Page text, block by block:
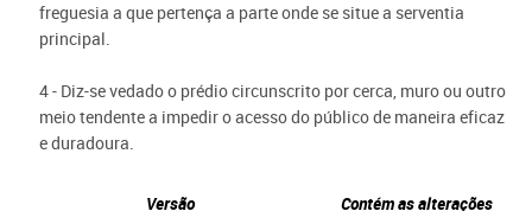
freguesia a que pertença a parte onde se situe a serventia
principal.
4 - Diz-se vedado o prédio circunscrito por cerca, muro ou outro
meio tendente a impedir o acesso do público de maneira eficaz
e duradoura.
Versão Contém as alterações